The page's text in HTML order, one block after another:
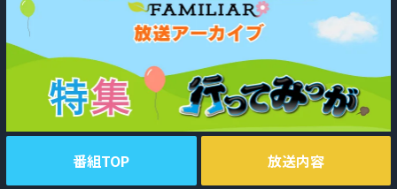
かごしまソロ活
It推しTV
番組表を見る
番組TOP 放送内容